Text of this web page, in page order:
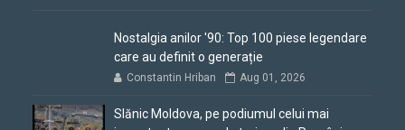
Nostalgia anilor '90: Top 100 piese legendare
care au definit o generație
Constantin Hriban Aug 01, 2026
Slănic Moldova, pe podiumul celui mai